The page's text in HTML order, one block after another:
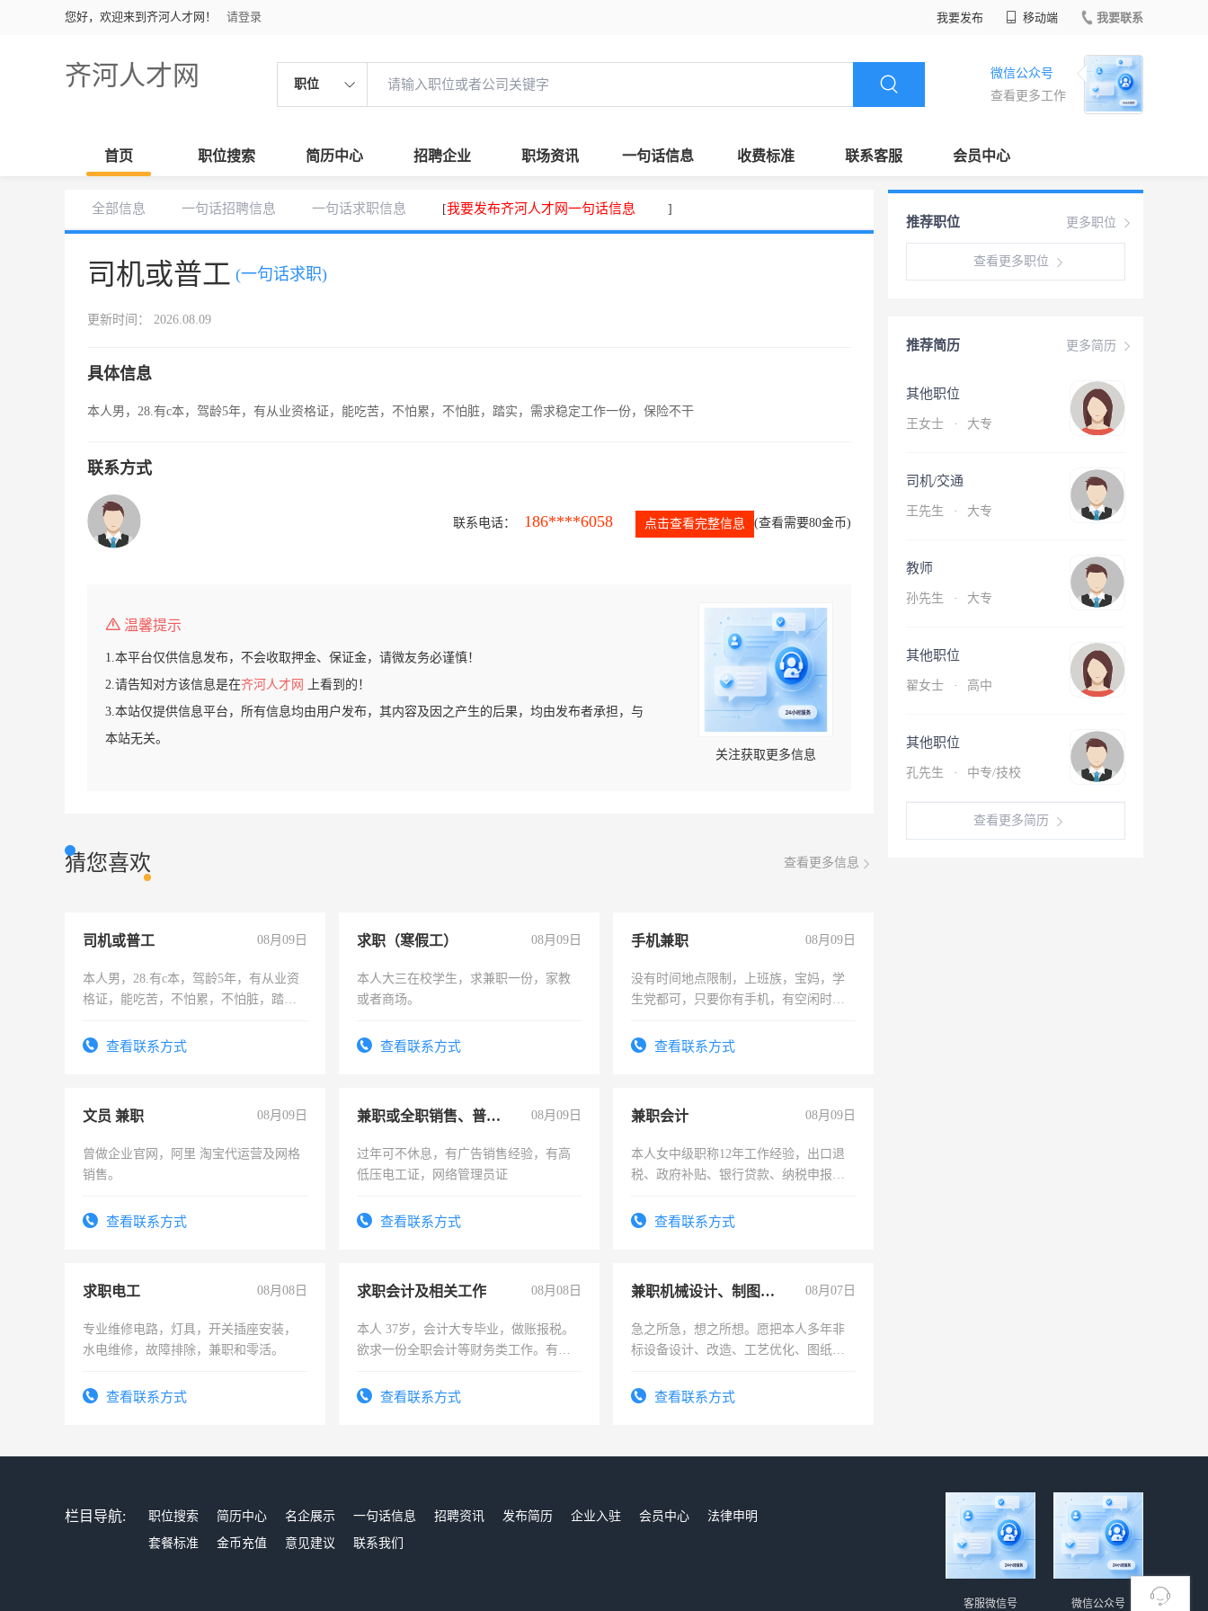
您好，欢迎来到齐河人才网！ 请登录 我要发布 移动端 我要联系
齐河人才网 职位
微信公众号
查看更多工作
首页 职位搜索 简历中心 招聘企业 职场资讯 一句话信息 收费标准 联系客服 会员中心
全部信息 一句话招聘信息 一句话求职信息 [我要发布齐河人才网一句话信息 ]
司机或普工 (一句话求职)
更新时间： 2026.08.09
具体信息
本人男，28.有c本，驾龄5年，有从业资格证，能吃苦，不怕累，不怕脏，踏实，需求稳定工作一份，保险不干
联系方式
联系电话： 186****6058 点击查看完整信息 (查看需要80金币)
温馨提示
1.本平台仅供信息发布，不会收取押金、保证金，请微友务必谨慎！
2.请告知对方该信息是在齐河人才网
上看到的！
3.本站仅提供信息平台，所有信息均由用户发布，其内容及因之产生的后果，均由发布者承担，与
本站无关。
关注获取更多信息
猜您喜欢 查看更多信息
司机或普工 08月09日
本人男，28.有c本，驾龄5年，有从业资
格证，能吃苦，不怕累，不怕脏，踏
查看联系方式
求职（寒假工） 08月09日
本人大三在校学生，求兼职一份，家教
或者商场。
查看联系方式
手机兼职 08月09日
没有时间地点限制，上班族，宝妈，学
生党都可，只要你有手机，有空闲时
勤快的四五十，每天挣零花钱没问题！
查看联系方式
文员 兼职 08月09日
曾做企业官网，阿里 淘宝代运营及网格
销售。
查看联系方式
兼职或全职销售、普工、维修 08月09日
过年可不休息，有广告销售经验，有高
低压电工证，网络管理员证
查看联系方式
兼职会计 08月09日
本人女中级职称12年工作经验，出口退
税、政府补贴、银行贷款、纳税申报、
务，财务咨询等业务。欲求兼职会计工
查看联系方式
求职电工 08月08日
专业维修电路，灯具，开关插座安装，
水电维修，故障排除，兼职和零活。
查看联系方式
求职会计及相关工作 08月08日
本人 37岁，会计大专毕业，做账报税。
欲求一份全职会计等财务类工作。有会
查看联系方式
兼职机械设计、制图、设备改造 08月07日
急之所急，想之所想。愿把本人多年非
标设备设计、改造、工艺优化、图纸制
结识有识之士，共享未来。
查看联系方式
更多职位
推荐职位
查看更多职位
更多简历
推荐简历
其他职位
王女士 · 大专
司机/交通
王先生 · 大专
教师
孙先生 · 大专
其他职位
翟女士 · 高中
其他职位
孔先生 · 中专/技校
查看更多简历
栏目导航: 职位搜索 简历中心 名企展示 一句话信息 招聘资讯 发布简历 企业入驻 会员中心
法律申明
套餐标准
金币充值 意见建议 联系我们
微信公众号
客服微信号